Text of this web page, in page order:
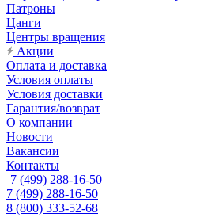
Патроны
Цанги
Центры вращения
Акции
Оплата и доставка
Условия оплаты
Условия доставки
Гарантия/возврат
О компании
Новости
Вакансии
Контакты
7 (499) 288-16-50
7 (499) 288-16-50
8 (800) 333-52-68